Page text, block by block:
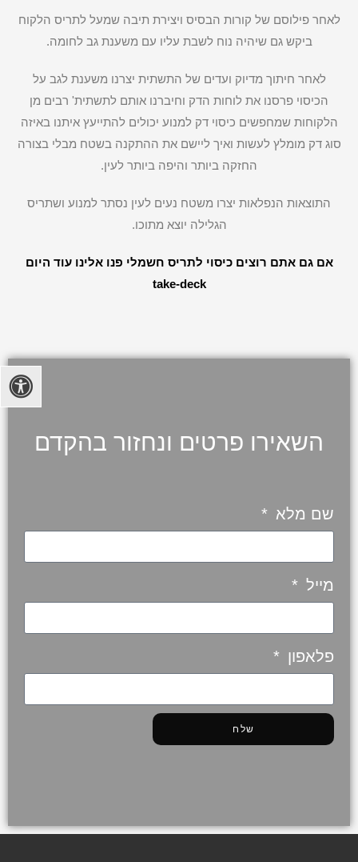
לאחר פילוסם של קורות הבסיס ויצירת תיבה שמעל לתריס הלקוח
ביקש גם שיהיה נוח לשבת עליו עם משענת גב לחומה.
לאחר חיתוך מדיוק ועדים של התשתית יצרנו משענת לגב על
הכיסוי פרסנו את לוחות הדק וחיברנו אותם לתשתית' רבים מן
הלקוחות שמחפשים כיסוי דק למנוע יכולים להתייעץ איתנו באיזה
סוג דק מומלץ לעשות ואיך ליישם את ההתקנה בשטח מבלי בצורה
החזקה ביותר והיפה ביותר לעין.
התוצאות הנפלאות יצרו משטח נעים לעין נסתר למנוע ושתריס
הגלילה יוצא מתוכו.
אם גם אתם רוצים כיסוי לתריס חשמלי פנו אלינו עוד היום
take-deck
השאירו פרטים ונחזור בהקדם
שם מלא
מייל
פלאפון
שלח